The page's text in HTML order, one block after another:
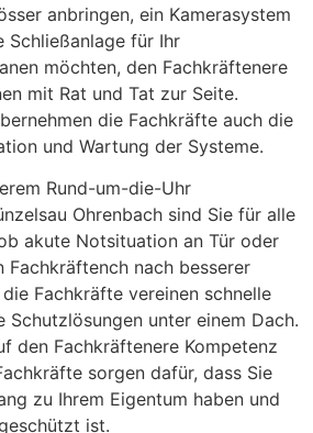
anbringen, ein Kamerasystem
Schließanlage für Ihr
möchten, den Fachkräftenere
mit Rat und Tat zur Seite.
die Fachkräfte auch die
und Wartung der Systeme.
Rund-um-die-Uhr
Ohrenbach sind Sie für alle
akute Notsituation an Tür oder
Fachkräftench nach besserer
Fachkräfte vereinen schnelle
unter einem Dach.
den Fachkräftenere Kompetenz
sorgen dafür, dass Sie
zu Ihrem Eigentum haben und
ist.